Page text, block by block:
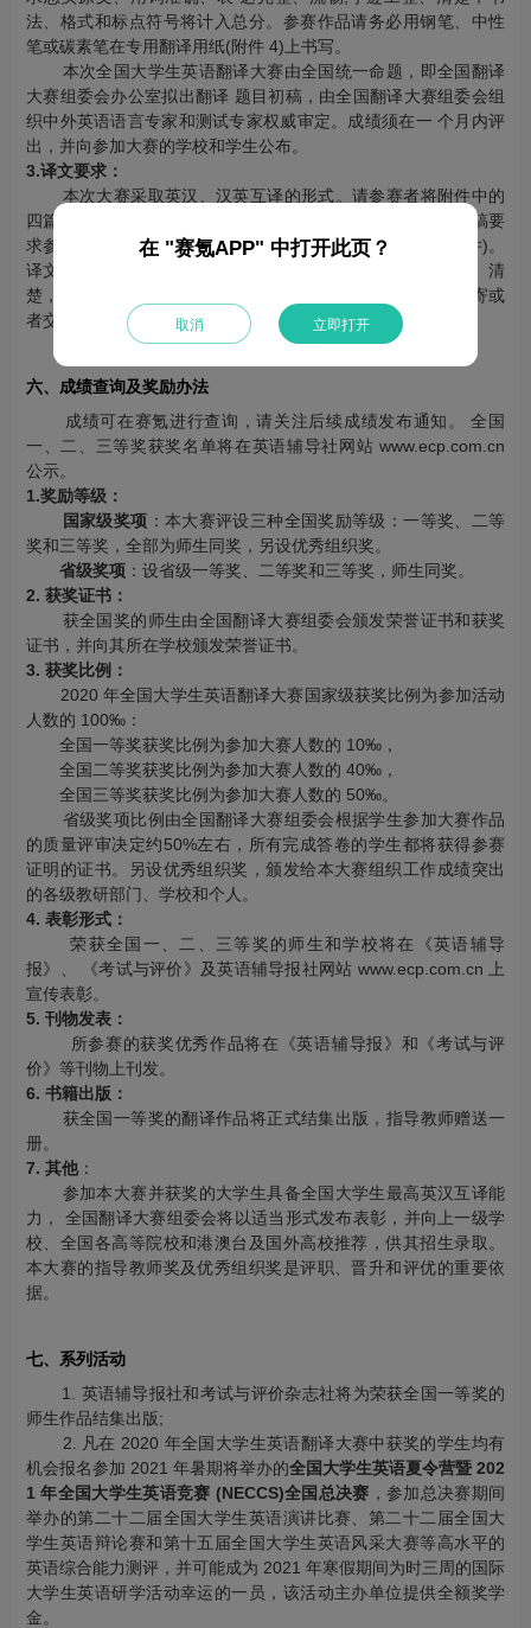
法、格式和标点符号将计入总分。参赛作品请务必用钢笔、中性
笔或碳素笔在专用翻译用纸(附件 4)上书写。
本次全国大学生英语翻译大赛由全国统一命题，即全国翻译
大赛组委会办公室拟出翻译 题目初稿，由全国翻译大赛组委会组
织中外英语语言专家和测试专家权威审定。成绩须在一 个月内评
出，并向参加大赛的学校和学生公布。
3.译文要求：
本次大赛采取英汉、汉英互译的形式。请参赛者将附件中的
四篇文章进行英汉、汉英互译(不集齐四篇者不予参评)。翻译稿要
求参赛者用钢笔、圆珠笔或碳素笔写在专用翻译用纸上(见附件)。
译文要求忠实原文、用词准确、表达完整、流畅；字迹工整、清
楚，书法、格式和标点符号将计入总分。要求全部用快递邮寄或
者交给本校负责人，可选填一名指导教师。
六、成绩查询及奖励办法
成绩可在赛氪进行查询，请关注后续成绩发布通知。 全国
一、二、三等奖获奖名单将在英语辅导社网站 www.ecp.com.cn
公示。
1.奖励等级：
国家级奖项 ：本大赛评设三种全国奖励等级：一等奖、二等
奖和三等奖，全部为师生同奖，另设优秀组织奖。
省级奖项 ：设省级一等奖、二等奖和三等奖，师生同奖。
2. 获奖证书：
获全国奖的师生由全国翻译大赛组委会颁发荣誉证书和获奖
证书，并向其所在学校颁发荣誉证书。
3. 获奖比例：
2020 年全国大学生英语翻译大赛国家级获奖比例为参加活动
人数的 100‰：
全国一等奖获奖比例为参加大赛人数的 10‰，
全国二等奖获奖比例为参加大赛人数的 40‰，
全国三等奖获奖比例为参加大赛人数的 50‰。
省级奖项比例由全国翻译大赛组委会根据学生参加大赛作品
的质量评审决定约50%左右，所有完成答卷的学生都将获得参赛
证明的证书。另设优秀组织奖，颁发给本大赛组织工作成绩突出
的各级教研部门、学校和个人。
4. 表彰形式：
荣获全国一、二、三等奖的师生和学校将在《英语辅导
报》、 《考试与评价》及英语辅导报社网站 www.ecp.com.cn 上
宣传表彰。
5. 刊物发表：
所参赛的获奖优秀作品将在《英语辅导报》和《考试与评
价》等刊物上刊发。
6. 书籍出版：
获全国一等奖的翻译作品将正式结集出版，指导教师赠送一
册。
7. 其他：
参加本大赛并获奖的大学生具备全国大学生最高英汉互译能
力， 全国翻译大赛组委会将以适当形式发布表彰，并向上一级学
校、全国各高等院校和港澳台及国外高校推荐，供其招生录取。
本大赛的指导教师奖及优秀组织奖是评职、晋升和评优的重要依
据。
七、系列活动
1. 英语辅导报社和考试与评价杂志社将为荣获全国一等奖的
师生作品结集出版;
2. 凡在 2020 年全国大学生英语翻译大赛中获奖的学生均有
机会报名参加 2021 年暑期将举办的全国大学生英语夏令营暨 202
1 年全国大学生英语竞赛 (NECCS)全国总决赛 ，参加总决赛期间
举办的第二十二届全国大学生英语演讲比赛、第二十二届全国大
学生英语辩论赛和第十五届全国大学生英语风采大赛等高水平的
英语综合能力测评，并可能成为 2021 年寒假期间为时三周的国际
大学生英语研学活动幸运的一员，该活动主办单位提供全额奖学
金。
在 "赛氪APP" 中打开此页？
取消 立即打开